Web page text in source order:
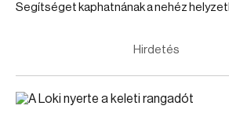
Segítséget kaphatnának a nehéz
Hirdetés